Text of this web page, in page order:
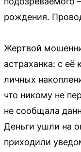
рождения.
Жертвой
астраханка: с её
личных
что никому не
не сообщала
Деньги ушли на
приходили